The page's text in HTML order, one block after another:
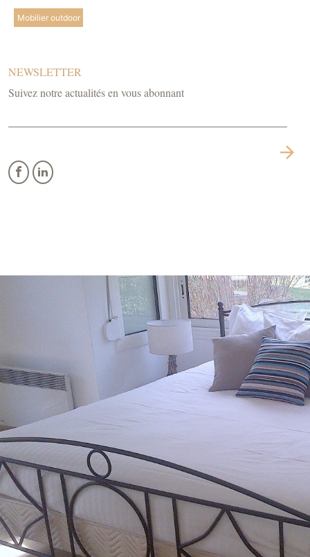
Mobilier outdoor
NEWSLETTER
Suivez notre actualités en vous abonnant